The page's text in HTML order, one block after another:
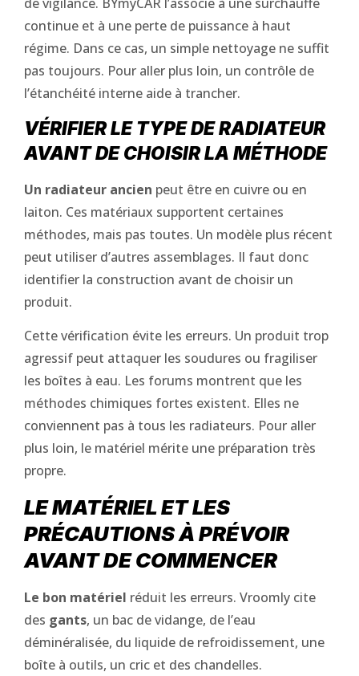
continue et à une perte de puissance à haut
régime. Dans ce cas, un simple nettoyage ne suffit
pas toujours. Pour aller plus loin, un contrôle de
l’étanchéité interne aide à trancher.
VÉRIFIER LE TYPE DE RADIATEUR
AVANT DE CHOISIR LA MÉTHODE
Un radiateur ancien peut être en cuivre ou en
laiton. Ces matériaux supportent certaines
méthodes, mais pas toutes. Un modèle plus récent
peut utiliser d’autres assemblages. Il faut donc
identifier la construction avant de choisir un
produit.
Cette vérification évite les erreurs. Un produit trop
agressif peut attaquer les soudures ou fragiliser
les boîtes à eau. Les forums montrent que les
méthodes chimiques fortes existent. Elles ne
conviennent pas à tous les radiateurs. Pour aller
plus loin, le matériel mérite une préparation très
propre.
LE MATÉRIEL ET LES
PRÉCAUTIONS À PRÉVOIR
AVANT DE COMMENCER
Le bon matériel réduit les erreurs. Vroomly cite
des gants, un bac de vidange, de l’eau
déminéralisée, du liquide de refroidissement, une
boîte à outils, un cric et des chandelles.